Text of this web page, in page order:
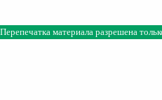
Перепечатка материала разрешена